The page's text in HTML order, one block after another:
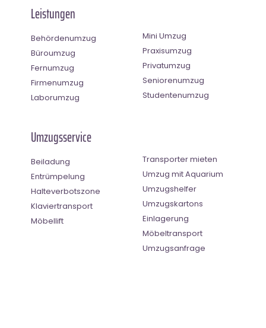
Leistungen
Behördenumzug
Büroumzug
Fernumzug
Firmenumzug
Laborumzug
Mini Umzug
Praxisumzug
Privatumzug
Seniorenumzug
Studentenumzug
Umzugsservice
Beiladung
Entrümpelung
Halteverbotszone
Klaviertransport
Möbellift
Transporter mieten
Umzug mit Aquarium
Umzugshelfer
Umzugskartons
Einlagerung
Möbeltransport
Umzugsanfrage